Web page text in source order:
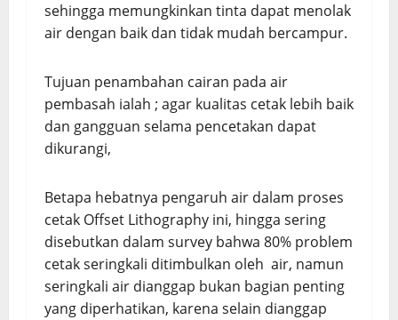
sehingga memungkinkan tinta dapat menolak
air dengan baik dan tidak mudah bercampur.
Tujuan penambahan cairan pada air
pembasah ialah ; agar kualitas cetak lebih baik
dan gangguan selama pencetakan dapat
dikurangi,
Betapa hebatnya pengaruh air dalam proses
cetak Offset Lithography ini, hingga sering
disebutkan dalam survey bahwa 80% problem
cetak seringkali ditimbulkan oleh air, namun
seringkali air dianggap bukan bagian penting
yang diperhatikan, karena selain dianggap